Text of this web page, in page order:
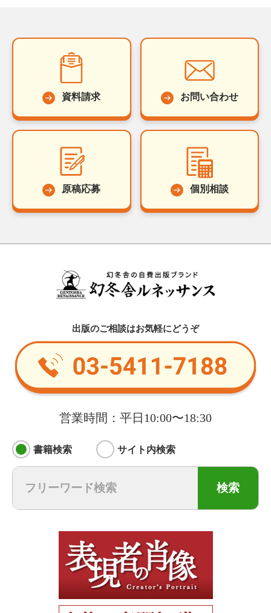
資料請求 お問い合わせ
原稿応募 個別相談
出版のご相談はお気軽にどうぞ
営業時間：平日10:00〜18:30
書籍検索 サイト内検索
検索